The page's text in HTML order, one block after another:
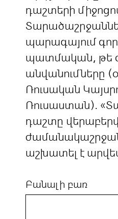
դաշտերի
պարագայում
պատմական, թե
անվանումները
Ռուսական
Ռուսաստան).
դաշտը
աշխատել է
Բանալի բառ